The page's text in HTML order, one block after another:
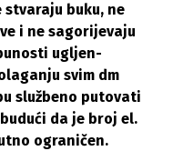
buku, ne
i ne sagorijevaju
ugljen-
svim dm
službeno putovati
da je broj el.
ograničen.